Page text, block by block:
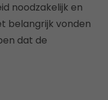
noodzakelijk en
belangrijk vonden
dat de